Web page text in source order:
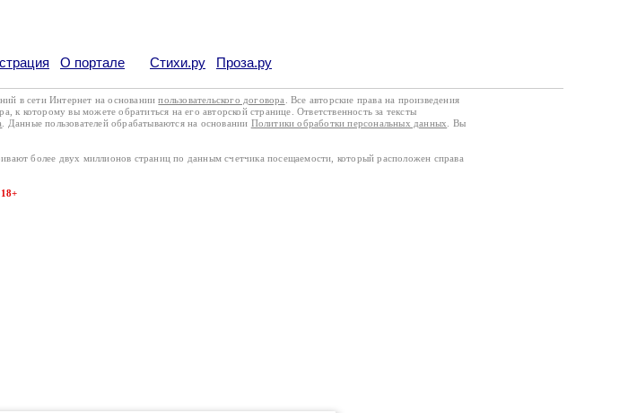
О портале Стихи.ру Проза.ру
в сети Интернет на основаниипользовательского договора
. Все авторские права на произведения
к которому вы можете обратиться на его авторской странице. Ответственность за тексты
. Данные пользователей обрабатываются на основании Политики обработки персональных данных
. Вы
более двух миллионов страниц по данным счетчика посещаемости, который расположен справа
18+